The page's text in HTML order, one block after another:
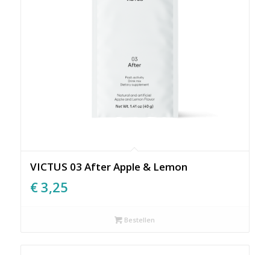
VICTUS 03 After Apple & Lemon
€3,25
Bestellen